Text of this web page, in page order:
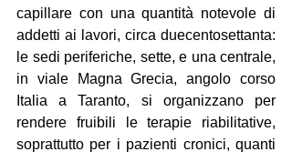
capillare con una quantità notevole di
addetti ai lavori, circa duecentosettanta:
le sedi periferiche, sette, e una centrale,
in viale Magna Grecia, angolo corso
Italia a Taranto, si organizzano per
rendere fruibili le terapie riabilitative,
soprattutto per i pazienti cronici, quanti